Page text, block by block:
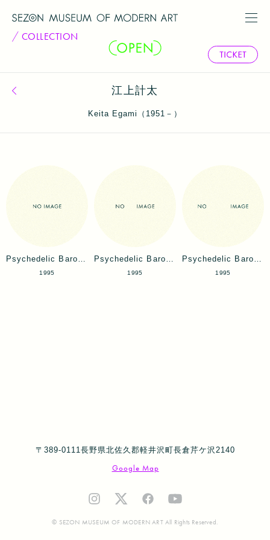
COLLECTION
コレクション一覧へ戻る江上計太
Keita Egami（1951－）
Psychedelic Baroquism No.18
1995
Psychedelic Baroquism No.19
1995
Psychedelic Baroquism No.20
1995
〒389-0111長野県北佐久郡軽井沢町長倉芹ケ沢2140
Google Map
© SEZON MUSEUM OF MODERN ART All Rights Reserved.